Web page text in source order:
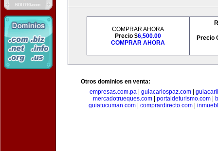
COMPRAR AHORA
Precio $6,500.00
COMPRAR AHORA
Precio
Otros dominios en venta:
empresas.com.pa| guiacarlospaz.com|
mercadotrueques.com| portaldeturismo.com|
guiatucuman.com
comprardirecto.com